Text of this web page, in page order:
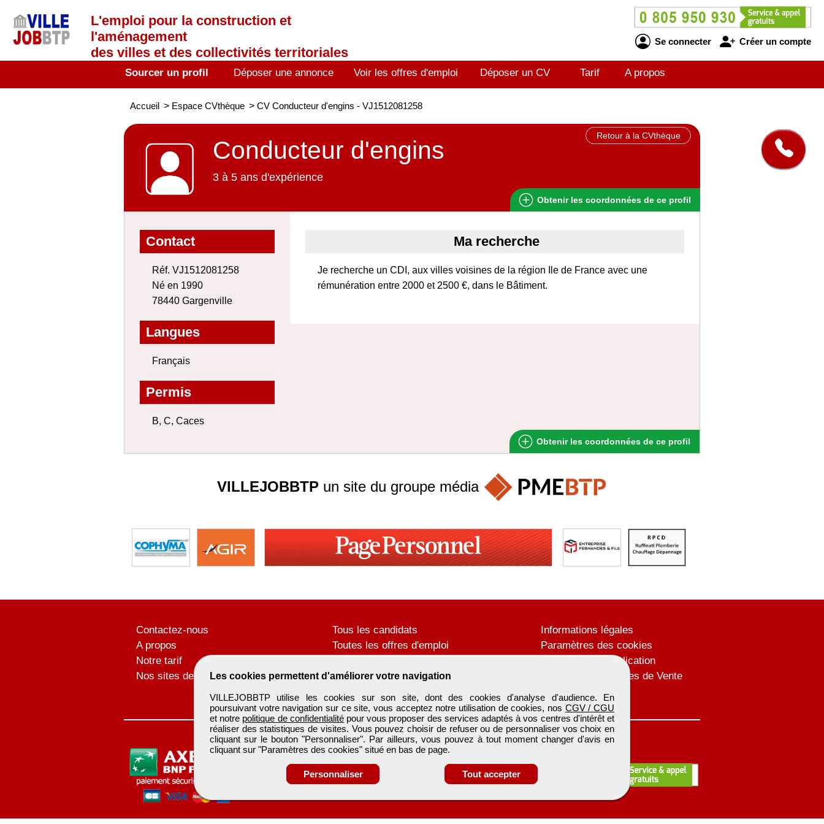
L'emploi pour la construction et
l'aménagement
des villes et des collectivités territoriales
Se connecter Créer un compte
Sourcer un profil Déposer une annonce Voir les offres d'emploi Déposer un CV Tarif A propos
Accueil > Espace CVthèque > CV Conducteur d'engins - VJ1512081258
Retour à la CVthèque
Conducteur d'engins
3 à 5 ans d'expérience
Obtenir les coordonnées de ce profil
Contact
Réf. VJ1512081258
Né en 1990
78440 Gargenville
Langues
Français
Permis
B, C, Caces
Ma recherche
Je recherche un CDI, aux villes voisines de la région Ile de France avec une
rémunération entre 2000 et 2500 €, dans le Bâtiment.
Obtenir les coordonnées de ce profil
Les cookies permettent d'améliorer votre navigation
VILLEJOBBTP utilise les cookies sur son site, dont des cookies d'analyse d'audience. En
poursuivant votre navigation sur ce site, vous acceptez notre utilisation de cookies, nos CGV / CGU
et notre politique de confidentialitépour vous proposer des services adaptés à vos centres d'intérêt et
réaliser des statistiques de visites. Vous pouvez choisir de refuser ou de personnaliser vos choix en
cliquant sur le bouton "Personnaliser". Par ailleurs, vous pouvez à tout moment changer d'avis en
cliquant sur "Paramètres des cookies" situé en bas de page.
Personnaliser Tout accepter
VILLEJOBBTPun site du groupe média
Contactez-nous
A propos
Notre tarif
Nos sites de codiffusion
Tous les candidats
Toutes les offres d'emploi
Déposer une annonce
Témoignages utilisateurs
Informations légales
Paramètres des cookies
Conditions de publication
Conditions Générales de Vente
Plan du site